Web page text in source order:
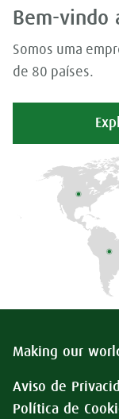
Bem-vindo
Somos uma
de 80 países.
Making our
Aviso de
Política de